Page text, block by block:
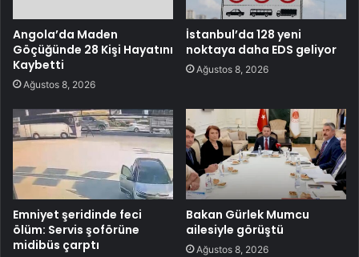
Angola’da Maden
Göçüğünde 28 Kişi Hayatını
Kaybetti
Ağustos 8, 2026
İstanbul’da 128 yeni
noktaya daha EDS geliyor
Ağustos 8, 2026
Emniyet şeridinde feci
ölüm: Servis şoförüne
midibüs çarptı
Bakan Gürlek Mumcu
ailesiyle görüştü
Ağustos 8, 2026